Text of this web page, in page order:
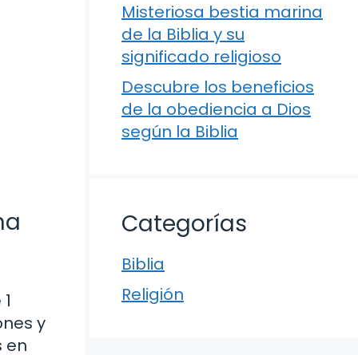
y
en
Misteriosa bestia marina
de la Biblia y su
significado religioso
Descubre los beneficios
de la obediencia a Dios
según la Biblia
Categorías
Biblia
Religión